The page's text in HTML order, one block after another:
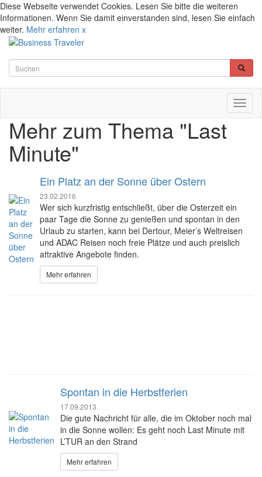
Diese Webseite verwendet Cookies. Lesen Sie bitte die weiteren
Informationen. Wenn Sie damit einverstanden sind, lesen Sie einfach
weiter. Mehr erfahren x
Mehr zum Thema "Last
Minute"
Ein Platz an der Sonne über Ostern
23.02.2016
Wer sich kurzfristig entschließt, über die Osterzeit ein
paar Tage die Sonne zu genießen und spontan in den
Urlaub zu starten, kann bei Dertour, Meier’s Weltreisen
und ADAC Reisen noch freie Plätze und auch preislich
attraktive Angebote finden.
Mehr erfahren
Spontan in die Herbstferien
17.09.2013
Die gute Nachricht für alle, die im Oktober noch mal
in die Sonne wollen: Es geht noch Last Minute mit
L’TUR an den Strand
Mehr erfahren